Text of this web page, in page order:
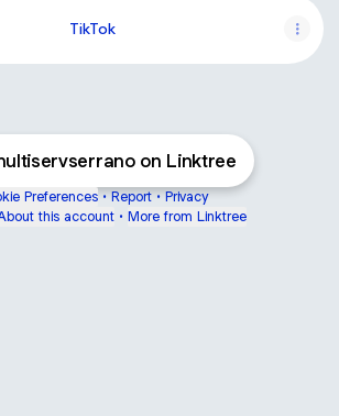
TikTok
on Linktree
Preferences • Report • Privacy
this account • More from Linktree